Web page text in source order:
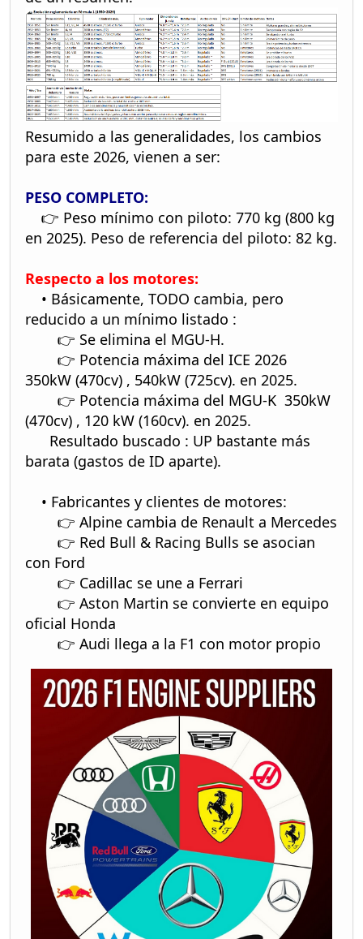
Resumido a las generalidades, los cambios
para este 2026, vienen a ser:
PESO COMPLETO:
👉 Peso mínimo con piloto: 770 kg (800 kg
en 2025). Peso de referencia del piloto: 82 kg.
Respecto a los motores:
• Básicamente, TODO cambia, pero
reducido a un mínimo listado :
👉 Se elimina el MGU-H.
👉 Potencia máxima del ICE 2026
350kW (470cv) , 540kW (725cv). en 2025.
👉 Potencia máxima del MGU-K 350kW
(470cv) , 120 kW (160cv). en 2025.
Resultado buscado : UP bastante más
barata (gastos de ID aparte).
• Fabricantes y clientes de motores:
👉 Alpine cambia de Renault a Mercedes
👉 Red Bull & Racing Bulls se asocian
con Ford
👉 Cadillac se une a Ferrari
👉 Aston Martin se convierte en equipo
oficial Honda
👉 Audi llega a la F1 con motor propio